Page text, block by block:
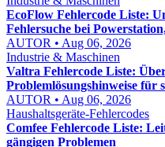
EcoFlow Fehlercode Liste:
Fehlersuche bei
AUTOR • Aug 06, 2026
Industrie & Maschinen
Valtra Fehlercode Liste:
Problemlösungshinweise für
AUTOR • Aug 06, 2026
Haushaltsgeräte-Fehlercodes
Comfee Fehlercode Liste:
gängigen Problemen